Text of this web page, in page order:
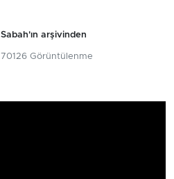
Sabah'ın arşivinden
70126 Görüntülenme